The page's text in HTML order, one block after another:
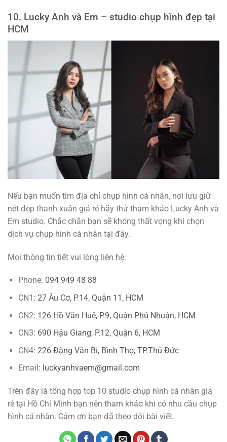
10. Lucky Anh và Em – studio chụp hình đẹp tại
HCM
Nếu bạn muốn tìm địa chỉ chụp hình cá nhân, nơi lưu giữ
nét đẹp thanh xuân giá rẻ hãy thử tham khảo Lucky Anh và
Em studio. Chắc chắn bạn sẽ không thất vọng khi chọn
dịch vụ chụp hình cá nhân tại đây.
Mọi thông tin tiết vui lòng liên hệ:
Phone: 094 949 48 88
CN1: 27 Âu Cơ, P.14, Quận 11, HCM
CN2: 126 Hồ Văn Huê, P.9, Quận Phú Nhuận, HCM
CN3: 690 Hậu Giang, P.12, Quận 6, HCM
CN4: 226 Đặng Văn Bi, Bình Thọ, TP.Thủ Đức
Email : luckyanhvaem@gmail.com
Trên đây là tổng hợp top 10 studio chụp hình cá nhân giá
rẻ tại Hồ Chí Minh bạn nên tham khảo khi có nhu cầu chụp
hình cá nhân. Cảm ơn bạn đã theo dõi bài viết.